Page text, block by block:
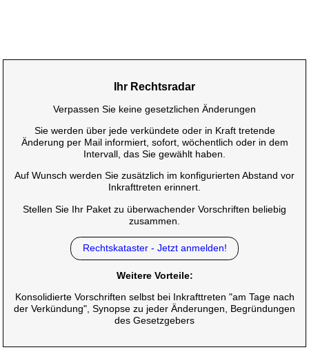
Ihr Rechtsradar
Verpassen Sie keine gesetzlichen Änderungen
Sie werden über jede verkündete oder in Kraft tretende
Änderung per Mail informiert, sofort, wöchentlich oder in dem
Intervall, das Sie gewählt haben.
Auf Wunsch werden Sie zusätzlich im konfigurierten Abstand vor
Inkrafttreten erinnert.
Stellen Sie Ihr Paket zu überwachender Vorschriften beliebig
zusammen.
Rechtskataster - Jetzt anmelden!
Weitere Vorteile:
Konsolidierte Vorschriften selbst bei Inkrafttreten "am Tage nach
der Verkündung", Synopse zu jeder Änderungen, Begründungen
des Gesetzgebers